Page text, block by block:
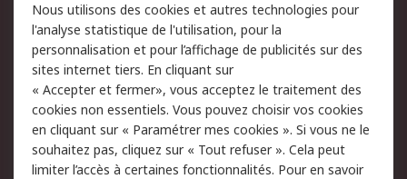
du site
Politique de protection
des données - Mise à
jour
Sécurité des E-mails
Conditions générales
de vente
Politique anti-
corruption
Campagnes marketing
Nous utilisons des cookies et autres technologies pour
l'analyse statistique de l'utilisation, pour la
personnalisation et pour l’affichage de publicités sur des
sites internet tiers. En cliquant sur
« Accepter et fermer», vous acceptez le traitement des
cookies non essentiels. Vous pouvez choisir vos cookies
en cliquant sur « Paramétrer mes cookies ». Si vous ne le
souhaitez pas, cliquez sur « Tout refuser ». Cela peut
limiter l’accès à certaines fonctionnalités. Pour en savoir